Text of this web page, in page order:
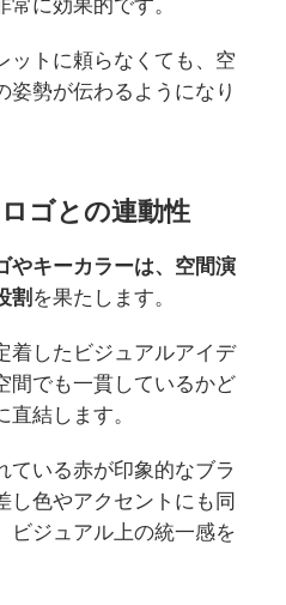
に効果的です。
ットに頼らなくても、空
姿勢が伝わるようになり
ゴとの連動性
やキーカラーは、空間演
割 を果たします。
着したビジュアルアイデ
間でも一貫しているかど
結します。
ている赤が印象的なブラ
し色やアクセントにも同
ビジュアル上の統一感を